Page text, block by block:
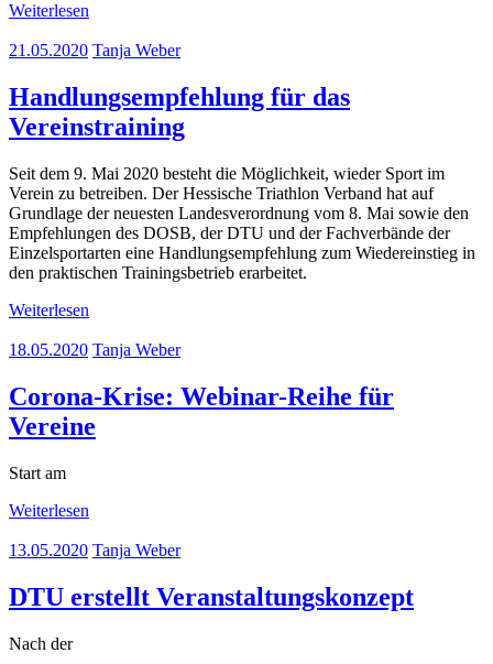
Weiterlesen
21.05.2020 Tanja Weber
Handlungsempfehlung für das
Vereinstraining
Seit dem 9. Mai 2020 besteht die Möglichkeit, wieder Sport im
Verein zu betreiben. Der Hessische Triathlon Verband hat auf
Grundlage der neuesten Landesverordnung vom 8. Mai sowie den
Empfehlungen des DOSB, der DTU und der Fachverbände der
Einzelsportarten eine Handlungsempfehlung zum Wiedereinstieg in
den praktischen Trainingsbetrieb erarbeitet.
Weiterlesen
18.05.2020 Tanja Weber
Corona-Krise: Webinar-Reihe für
Vereine
Start am
Weiterlesen
13.05.2020 Tanja Weber
DTU erstellt Veranstaltungskonzept
Nach der